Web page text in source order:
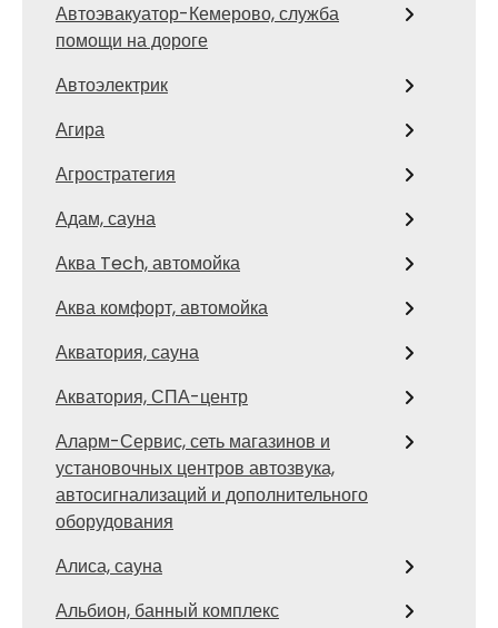
Автоэвакуатор-Кемерово, служба
помощи на дороге
Автоэлектрик
Агира
Агростратегия
Адам, сауна
Аква Tech, автомойка
Аква комфорт, автомойка
Акватория, сауна
Акватория, СПА-центр
Аларм-Сервис, сеть магазинов и
установочных центров автозвука,
автосигнализаций и дополнительного
оборудования
Алиса, сауна
Альбион, банный комплекс